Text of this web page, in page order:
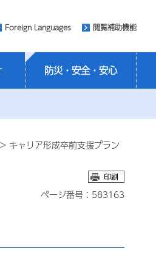
Foreign Languages 閲覧補助機能
防災・安全・安心
> キャリア形成卒前支援プラン
ページ番号：583163